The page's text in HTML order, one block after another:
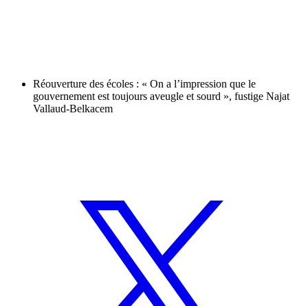
Réouverture des écoles : « On a l’impression que le
gouvernement est toujours aveugle et sourd », fustige Najat
Vallaud-Belkacem